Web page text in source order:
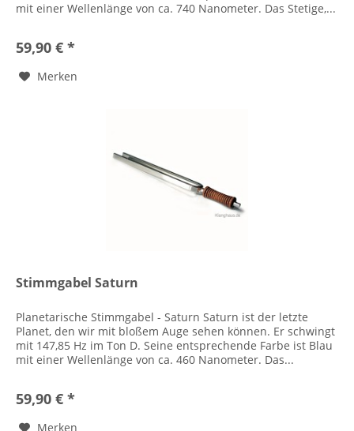
mit einer Wellenlänge von ca. 740 Nanometer. Das Stetige,...
59,90 € *
Merken
Stimmgabel Saturn
Planetarische Stimmgabel - Saturn Saturn ist der letzte
Planet, den wir mit bloßem Auge sehen können. Er schwingt
mit 147,85 Hz im Ton D. Seine entsprechende Farbe ist Blau
mit einer Wellenlänge von ca. 460 Nanometer. Das...
59,90 € *
Merken